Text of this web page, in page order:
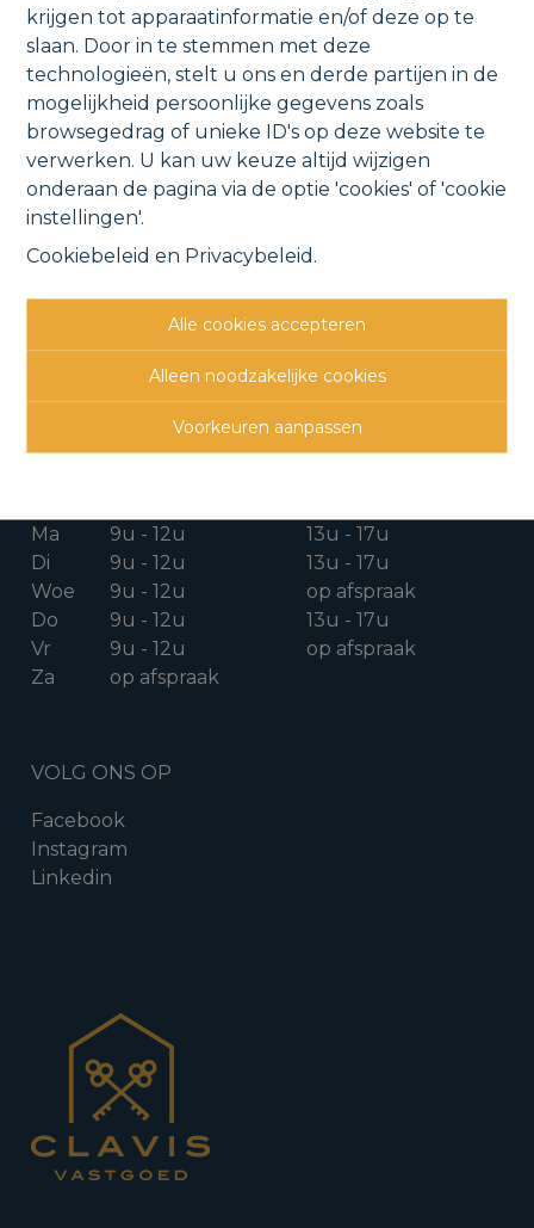
krijgen tot apparaatinformatie en/of deze op te
slaan. Door in te stemmen met deze
technologieën, stelt u ons en derde partijen in de
mogelijkheid persoonlijke gegevens zoals
browsegedrag of unieke ID's op deze website te
verwerken. U kan uw keuze altijd wijzigen
onderaan de pagina via de optie 'cookies' of 'cookie
instellingen'.
Cookiebeleid en Privacybeleid.
Alle cookies accepteren
Alleen noodzakelijke cookies
Voorkeuren aanpassen
parking nabij het centrum.
Luipegem 180 2, 2880 Bornem
Verbindingsweg 41
015 711 000
info@clavisvastgoed.be
Ma 9u - 12u
13u - 17u
Di
9u - 12u
13u - 17u
Woe
9u - 12u
op afspraak
Do
9u - 12u
13u - 17u
Vr
9u - 12u
op afspraak
Za
op afspraak
VOLG ONS OP
Facebook
Instagram
Linkedin